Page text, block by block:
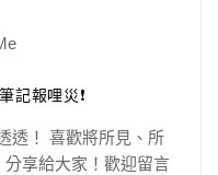
記報哩災❗️
透！ 喜歡將所見、所
享給大家！歡迎留言